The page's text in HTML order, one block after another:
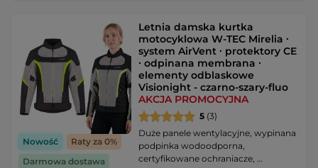
Nowość
Raty za 0%
Darmowa dostawa
Letnia damska kurtka
motocyklowa W-TEC Mirelia ∙
system AirVent ∙ protektory CE
∙ odpinana membrana ∙
elementy odblaskowe
Visionight - czarno-szary-fluo
AKCJA PROMOCYJNA
5 (3)
Duże panele wentylacyjne, wypinana
podpinka wodoodporna,
certyfikowane ochraniacze, …